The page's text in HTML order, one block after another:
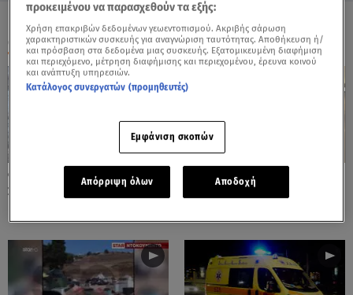
ΟΛΑ ΤΑ ΒΙΝΤΕΟ
Φωτιές: Στάχτη Το Πράσινο
Στολίδι Της Δυτικής Αττικής
Πόρτο Ράφτη: Bίντεο
Ντοκουμέντο Από Το
προκειμένου να παρασχεθούν τα εξής:
Χρήση επακριβών δεδομένων γεωεντοπισμού. Ακριβής σάρωση
χαρακτηριστικών συσκευής για αναγνώριση ταυτότητας. Αποθήκευση ή/
και πρόσβαση στα δεδομένα μιας συσκευής. Εξατομικευμένη διαφήμιση
και περιεχόμενο, μέτρηση διαφήμισης και περιεχομένου, έρευνα κοινού
και ανάπτυξη υπηρεσιών.
Κατάλογος συνεργατών (προμηθευτές)
Εμφάνιση σκοπών
Απόρριψη όλων Αποδοχή